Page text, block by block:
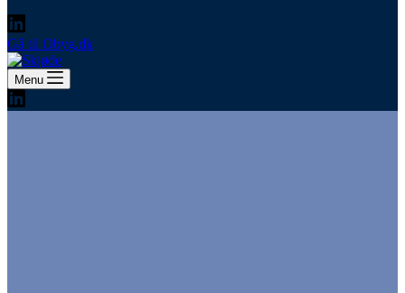
Gå til Obyg.dk
Menu